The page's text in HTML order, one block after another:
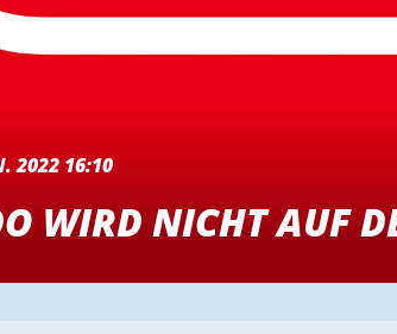
2022 16:10
WIRD NICHT AUF